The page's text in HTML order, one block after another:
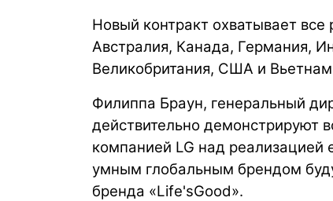
Новый контракт охватывает
Австралия, Канада, Германия,
Великобритания, США и
Филиппа Браун, генеральный
действительно демонстрируют
компанией LG над реализацией
умным глобальным брендом
бренда «Life'sGood».